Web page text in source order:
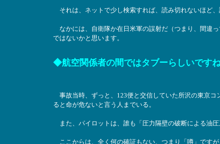
それは、ネットで少し検索すれば、読み切れないほど
なかには、自衛隊か在日米軍の誤射だ（つまり、間違
ではないかと思います。
◆航空関係者の間ではタブーらしいです
事故当時、ずっと、123便と交信していた所沢の東京コ
ると命が危ないと言う人までいる。
また、パイロットは、誰も「圧力隔壁の破断による油
ここからは、全く何の確証もない、つまり「噂」です